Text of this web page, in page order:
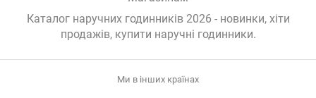
Каталог наручних годинників 2026 - новинки, хіти
продажів, купити наручні годинники.
Ми в інших країнах